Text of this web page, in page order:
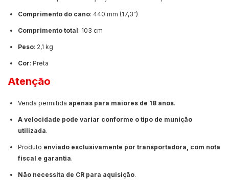
Comprimento do cano: 440 mm (17,3")
Comprimento total: 103 cm
Peso: 2,1 kg
Cor: Preta
Atenção
Venda permitida apenas para maiores de 18 anos.
A velocidade pode variar conforme o tipo de munição
utilizada.
Produto enviado exclusivamente por transportadora, com nota
fiscal e garantia.
Não necessita de CR para aquisição.